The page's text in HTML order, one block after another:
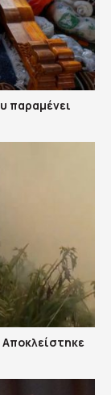
παραμένει